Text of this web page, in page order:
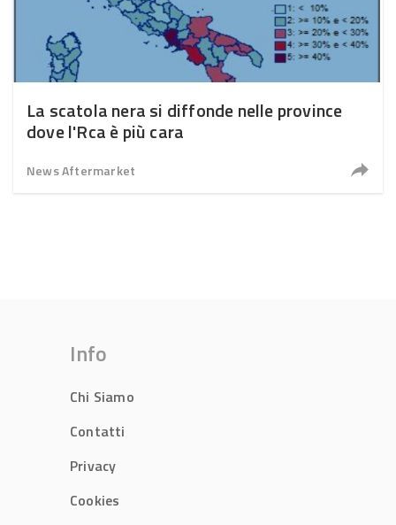
La scatola nera si diffonde nelle province
dove l'Rca è più cara
News Aftermarket
Info
Chi Siamo
Contatti
Privacy
Cookies